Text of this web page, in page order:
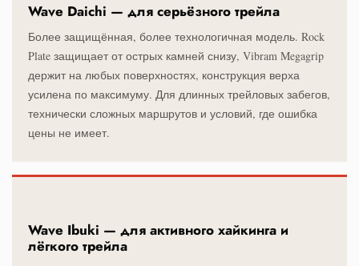
Wave Daichi — для серьёзного трейла
Более защищённая, более технологичная модель. Rock
Plate защищает от острых камней снизу, Vibram Megagrip
держит на любых поверхностях, конструкция верха
усилена по максимуму. Для длинных трейловых забегов,
технически сложных маршрутов и условий, где ошибка
цены не имеет.
Wave Ibuki — для активного хайкинга и
лёгкого трейла